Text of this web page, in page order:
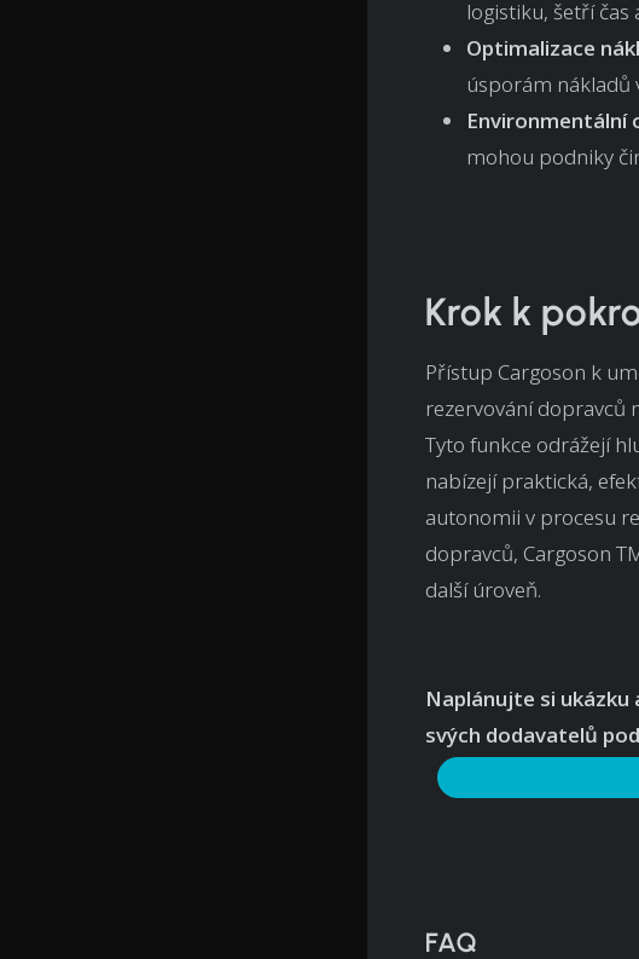
logistiku, šetří
Optimalizace
úsporám nákladů
Environmentální
mohou podniky
Krok k
Přístup Cargoson k
rezervování dopravců
Tyto funkce odrážejí
nabízejí praktická,
autonomii v procesu
dopravců, Cargoson
další úroveň​.
Naplánujte si
svých dodavatelů
FAQ